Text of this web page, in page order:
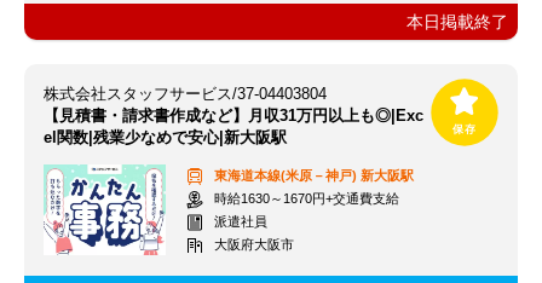
本日掲載終了
株式会社スタッフサービス/37-04403804
【見積書・請求書作成など】月収31万円以上も◎|Exc
el関数|残業少なめで安心|新大阪駅
東海道本線(米原－神戸) 新大阪駅
時給1630～1670円+交通費支給
派遣社員
大阪府大阪市